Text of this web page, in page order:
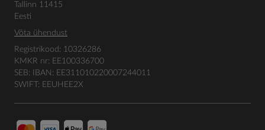
Tallinn 11415
Eesti
Võta ühendust
Registrikood: 10326286
KMKR nr: EE100336700
SEB: IBAN: EE311010220007244011
SWIFT: EEUHEE2X